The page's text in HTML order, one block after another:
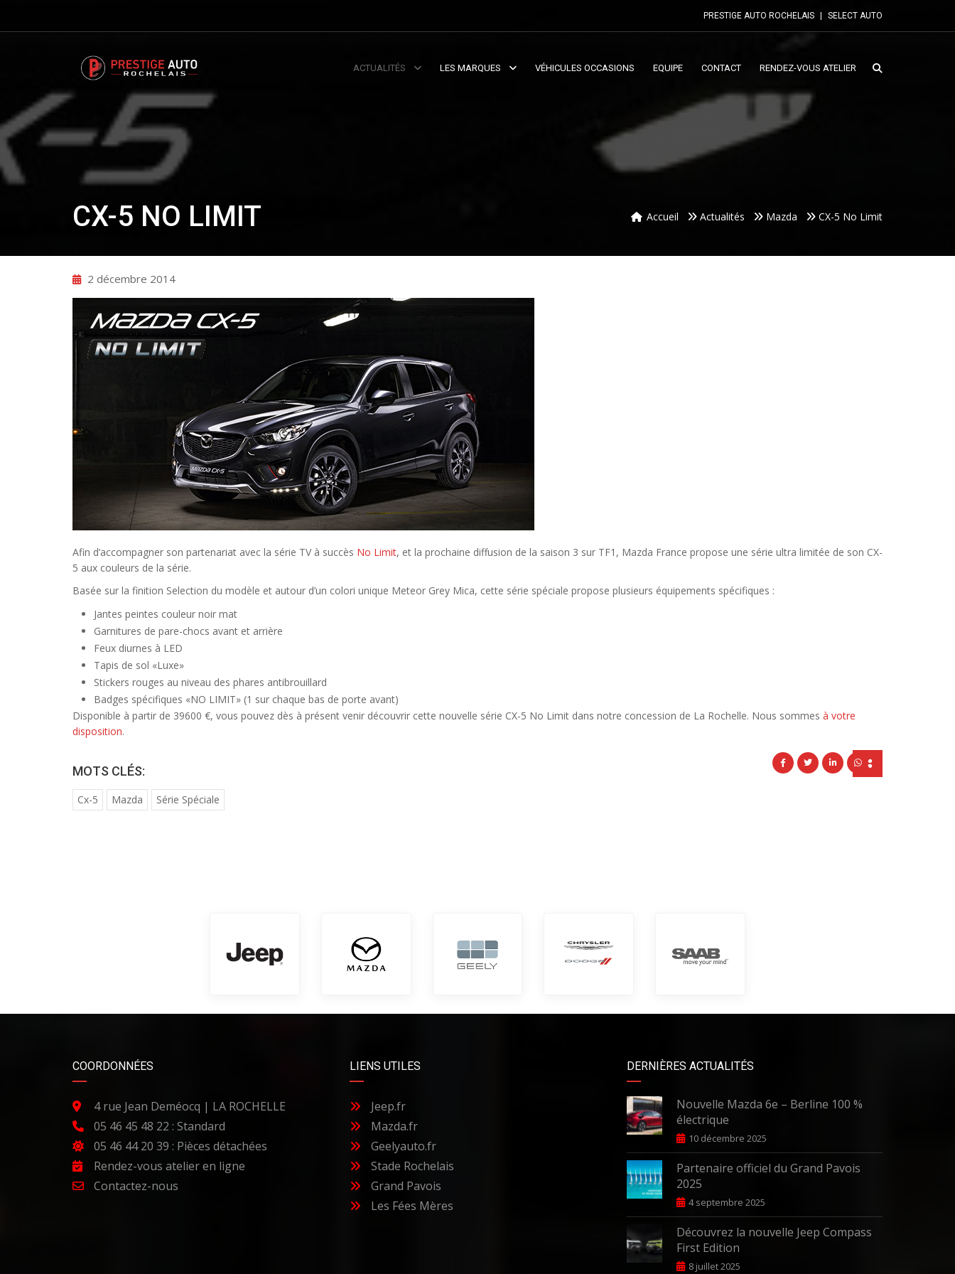
PRESTIGE AUTO ROCHELAIS SELECT AUTO
ACTUALITÉS LES MARQUES VÉHICULES OCCASIONS EQUIPE CONTACT RENDEZ-VOUS ATELIER
CX-5 NO LIMIT Accueil Actualités Mazda CX-5 No Limit
2 décembre 2014
Afin d’accompagner son partenariat avec la série TV à succès No Limit, et la prochaine diffusion de la saison 3 sur TF1, Mazda France propose une série ultra limitée de son CX-
5 aux couleurs de la série.
Basée sur la finition Selection du modèle et autour d’un colori unique Meteor Grey Mica, cette série spéciale propose plusieurs équipements spécifiques :
Jantes peintes couleur noir mat
Garnitures de pare-chocs avant et arrière
Feux diurnes à LED
Tapis de sol «Luxe»
Stickers rouges au niveau des phares antibrouillard
Badges spécifiques «NO LIMIT» (1 sur chaque bas de porte avant)
Disponible à partir de 39600 €, vous pouvez dès à présent venir découvrir cette nouvelle série CX-5 No Limit dans notre concession de La Rochelle. Nous sommes à votre
disposition.
MOTS CLÉS:
Cx-5 Mazda Série Spéciale
COORDONNÉES
4 rue Jean Deméocq | LA ROCHELLE
05 46 45 48 22 : Standard
05 46 44 20 39 : Pièces détachées
Rendez-vous atelier en ligne
Contactez-nous
LIENS UTILES
Jeep.fr
Mazda.fr
Geelyauto.fr
Stade Rochelais
Grand Pavois
Les Fées Mères
DERNIÈRES ACTUALITÉS
Nouvelle Mazda 6e – Berline 100 %
électrique
10 décembre 2025
Partenaire officiel du Grand Pavois
2025
4 septembre 2025
Découvrez la nouvelle Jeep Compass
First Edition
8 juillet 2025